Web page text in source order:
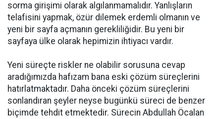
sorma girişimi olarak algılanmamalıdır. Yanlışların
telafisini yapmak, özür dilemek erdemli olmanın ve
yeni bir sayfa açmanın gerekliliğidir. Bu yeni bir
sayfaya ülke olarak hepimizin ihtiyacı vardır.
Yeni süreçte riskler ne olabilir sorusuna cevap
aradığımızda hafızam bana eski çözüm süreçlerini
hatırlatmaktadır. Daha önceki çözüm süreçlerini
sonlandıran şeyler neyse bugünkü süreci de benzer
biçimde tehdit etmektedir. Sürecin Abdullah Öcalan